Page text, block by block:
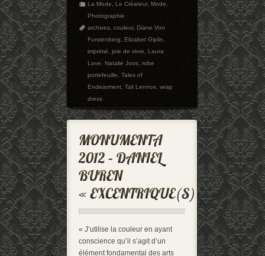
La Mode,Le Créateur,Mode,
Photographie
archives,couleur,Diane Von
Furstenberg,Elizabet Giplin,
imprimé,joie de vivre,Laura
Love,Natalie Joos,robe
portefeuille,Tales of
Endearment,Tali Lennox,wrap
dress
« J’utilise la couleur en ayant
conscience qu’il s’agit d’un
élément fondamental des arts